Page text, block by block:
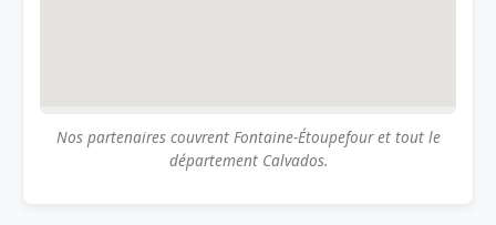
Nos partenaires couvrent Fontaine-Étoupefour et tout le
département Calvados.